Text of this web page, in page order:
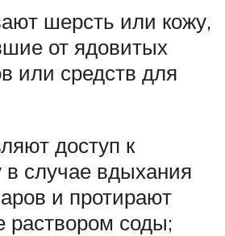
шерсть или кожу,
от ядовитых
или средств для
доступ к
в случае вдыхания
и протирают
раствором соды;